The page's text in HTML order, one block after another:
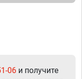
06 и получите